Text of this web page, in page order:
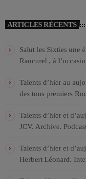
ARTICLES RÉCENTS
Salut les Sixties une
Rancurel , à
Talents d’hier au
des tous premiers
Talents d’hier et
JCV. Archive.
Talents d’hier et
Herbert Léonard.